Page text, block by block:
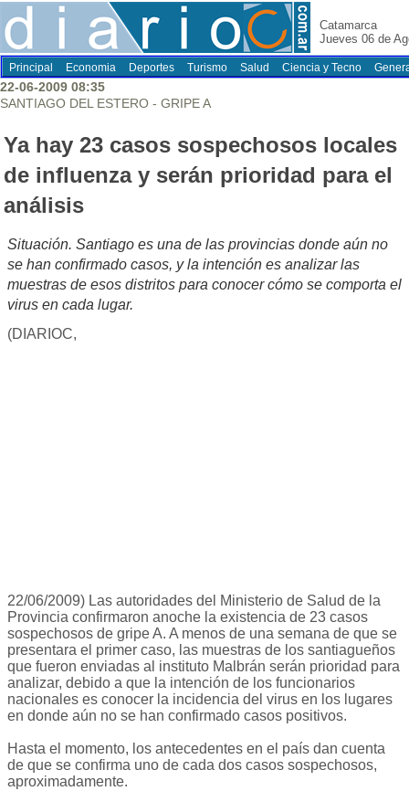
Catamarca
Jueves 06 de
Principal Economia Deportes Turismo Salud Ciencia y Tecno
22-06-2009 08:35
SANTIAGO DEL ESTERO - GRIPE A
Ya hay 23 casos sospechosos locales
de influenza y serán prioridad para el
análisis
Situación. Santiago es una de las provincias donde aún no
se han confirmado casos, y la intención es analizar las
muestras de esos distritos para conocer cómo se comporta el
virus en cada lugar.
(DIARIOC,
22/06/2009) Las autoridades del Ministerio de Salud de la
Provincia confirmaron anoche la existencia de 23 casos
sospechosos de gripe A. A menos de una semana de que se
presentara el primer caso, las muestras de los santiagueños
que fueron enviadas al instituto Malbrán serán prioridad para
analizar, debido a que la intención de los funcionarios
nacionales es conocer la incidencia del virus en los lugares
en donde aún no se han confirmado casos positivos.
Hasta el momento, los antecedentes en el país dan cuenta
de que se confirma uno de cada dos casos sospechosos,
aproximadamente.